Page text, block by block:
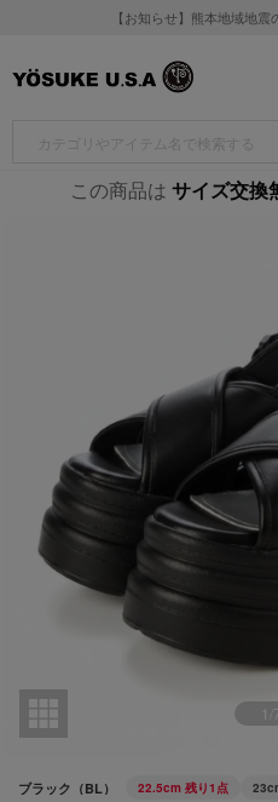
【お知らせ】熊本地域地
この商品は サイズ交換
1
ブラック（BL） 22.5cm 残り1点